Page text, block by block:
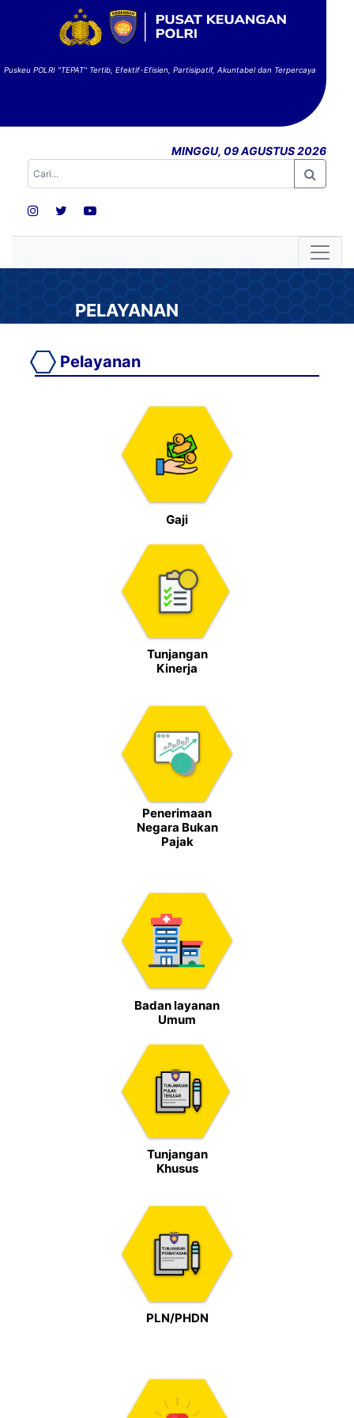
Puskeu POLRI "TEPAT" Tertib, Efektif-Efisien, Partisipatif, Akuntabel dan Terpercaya
MINGGU, 09 AGUSTUS 2026
PELAYANAN
Pelayanan
Gaji
Tunjangan
Kinerja
Penerimaan
Negara Bukan
Pajak
Badan layanan
Umum
Tunjangan
Khusus
PLN/PHDN